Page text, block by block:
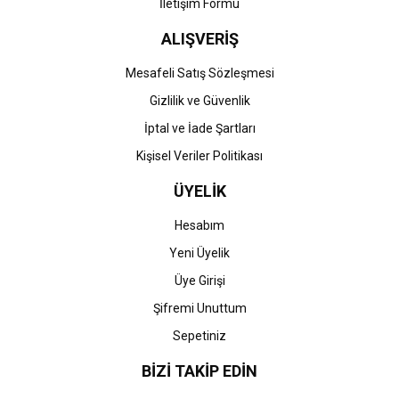
İletişim Formu
ALIŞVERİŞ
Mesafeli Satış Sözleşmesi
Gizlilik ve Güvenlik
İptal ve İade Şartları
Kişisel Veriler Politikası
ÜYELİK
Hesabım
Yeni Üyelik
Üye Girişi
Şifremi Unuttum
Sepetiniz
BİZİ TAKİP EDİN